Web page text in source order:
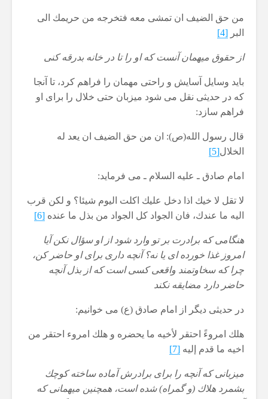
من حق الضیف ان تمشی معه فتخرجه من حریمك الی
البر [4]
از حقوق میهمان آنست كه او را تا در خانه بدرقه كنی
باید وسایل آسایش و راحتی مهمان را فراهم كرد، تا آنجا
كه در حدیثی نقل می شود میزبان حتی خلال را برای او
فراهم سازد:
قال رسول الله(ص): ان من حق الضیف ان یعد له
الخلال[5]
امام صادق ـ علیه السلام ـ می فرماید:
لا تقل لا خیك اذا دخل علیك اكلت الیوم شیئا؟ و لكن قرب
الیه ما عندك، فان الجواد كل الجواد من بذل ما عنده [6]
هنگامی كه برادرت بر تو وارد شود از او سؤال نكن آیا
امروز غذا خورده ای یا نه؟ آنچه داری برای او حاضر كن،
چرا كه سخاوتمند واقعی كسی است كه از بذل آنچه
حاضر دارد مضایقه نكند
در حدیثی دیگر از امام صادق (ع) می خوانیم:
هلك امروءً احتقر لأخیه ما یحضره و هلك امروء احتقر من
اخیه ما قدم إلیه [7]
میزبانی كه آنچه را برای برادرش آماده ساخته كوچك
بشمرد هلاك (و گمراه) شده است، همچنین میهمانی كه